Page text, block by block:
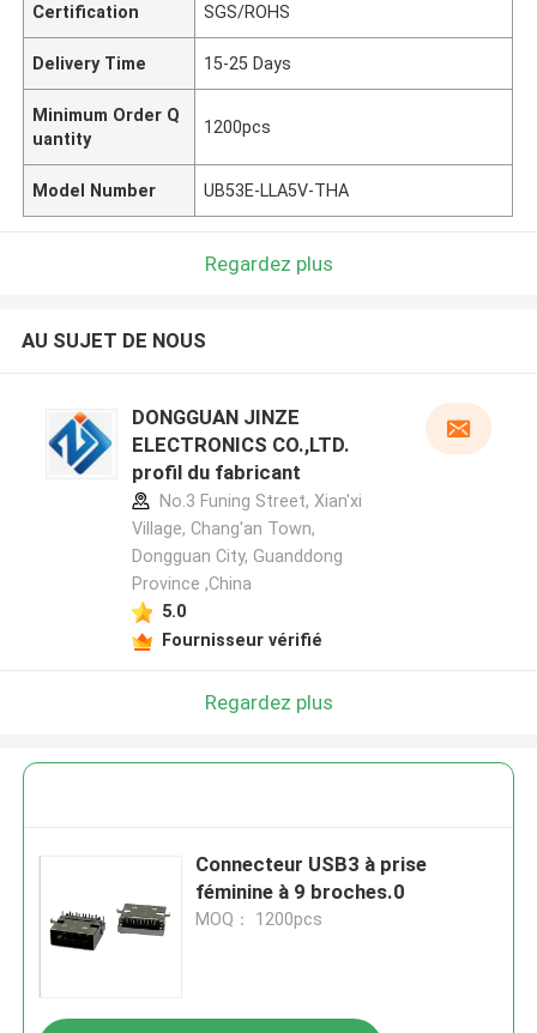
Certification SGS/ROHS
Delivery Time 15-25 Days
Minimum Order Q
uantity
1200pcs
Model Number UB53E-LLA5V-THA
Regardez plus
AU SUJET DE NOUS
DONGGUAN JINZE
ELECTRONICS CO.,LTD.
profil du fabricant
No.3 Funing Street, Xian'xi
Village, Chang'an Town,
Dongguan City, Guanddong
Province ,China
5.0
Fournisseur vérifié
Regardez plus
Connecteur USB3 à prise
féminine à 9 broches.0
MOQ： 1200pcs